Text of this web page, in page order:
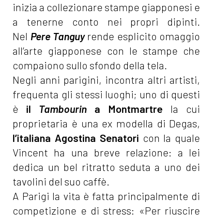
inizia a collezionare stampe giapponesi e
a tenerne conto nei propri dipinti.
Nel Pere Tanguyrende esplicito omaggio
all’arte giapponese con le stampe che
compaiono sullo sfondo della tela.
Negli anni parigini, incontra altri artisti,
frequenta gli stessi luoghi; uno di questi
è il Tambourin a Montmartre la cui
proprietaria è una ex modella di Degas,
l’italiana Agostina Senatori con la quale
Vincent ha una breve relazione: a lei
dedica un bel ritratto seduta a uno dei
tavolini del suo caffè.
A Parigi la vita è fatta principalmente di
competizione e di stress: «Per riuscire